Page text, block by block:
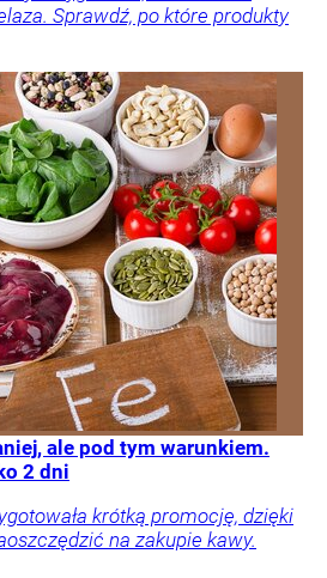
Sprawdź, po które produkty
ale pod tym warunkiem.
2 dni
krótką promocję, dzięki
na zakupie kawy.